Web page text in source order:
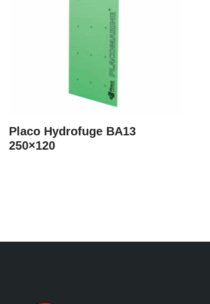
Placo Hydrofuge BA13
250×120